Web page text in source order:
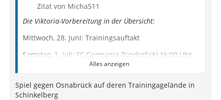
Zitat von Micha511
Die Viktoria-Vorbereitung in der Übersicht:
Mittwoch, 28. Juni: Trainingsauftakt
Samstag, 1. Juli: FC Germania Zündorf (A) 16:00 Uhr
Samstag, 15. Juli: VVV Venlo (A) (Uhrzeit offen)
Alles anzeigen
Spiel gegen Osnabrück auf deren Trainingagelände in
Schinkelberg